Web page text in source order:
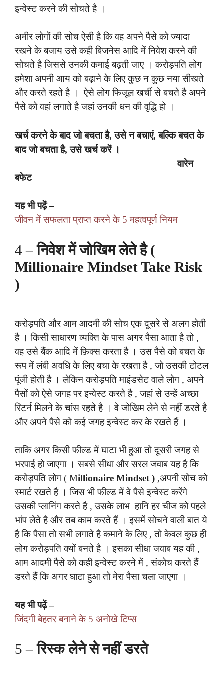
इन्वेस्ट करने की सोचते है ।
अमीर लोगों की सोच ऐसी है कि वह अपने पैसे को ज्यादा
रखने के बजाय उसे कही बिजनेस आदि में निवेश करने की
सोचते है जिससे उनकी कमाई बढ़ती जाए । करोड़पति लोग
हमेशा अपनी आय को बढ़ाने के लिए कुछ न कुछ नया सीखते
और करते रहते है । ऐसे लोग फिजूल खर्ची से बचते है अपने
पैसे को वहां लगाते है जहां उनकी धन की वृद्धि हो ।
खर्च करने के बाद जो बचता है, उसे न बचाएं, बल्कि बचत के
बाद जो बचता है, उसे खर्च करें ।
वारेन
बफेट
यह भी पढ़ें –
जीवन में सफलता प्राप्त करने के 5 महत्वपूर्ण नियम
4 –निवेश में जोखिम लेते है (
Millionaire Mindset Take Risk
)
करोड़पति और आम आदमी की सोच एक दूसरे से अलग होती
है । किसी साधारण व्यक्ति के पास अगर पैसा आता है तो ,
वह उसे बैंक आदि में फ़िक्स करता है । उस पैसे को बचत के
रूप में लंबी अवधि के लिए बचा के रखता है , जो उसकी टोटल
पूंजी होती है । लेकिन करोड़पति माइंडसेट वाले लोग , अपने
पैसों को ऐसे जगह पर इन्वेस्ट करते है , जहां से उन्हें अच्छा
रिटर्न मिलने के चांस रहते है । वे जोखिम लेने से नहीं डरते है
और अपने पैसे को कई जगह इन्वेस्ट कर के रखते हैं ।
ताकि अगर किसी फील्ड में घाटा भी हुआ तो दूसरी जगह से
भरपाई हो जाएगा । सबसे सीधा और सरल जवाब यह है कि
करोड़पति लोग ( Millionaire Mindset ) ,अपनी सोच को
स्मार्ट रखते है । जिस भी फील्ड में वे पैसे इन्वेस्ट करेंगे
उसकी प्लानिंग करते है , उसके लाभ–हानि हर चीज को पहले
भांप लेते है और तब काम करते हैं । इसमें सोचने वाली बात ये
है कि पैसा तो सभी लगाते है कमाने के लिए , तो केवल कुछ ही
लोग करोड़पति क्यों बनते है । इसका सीधा जवाब यह की ,
आम आदमी पैसे को कही इन्वेस्ट करने में , संकोच करते हैं
डरते हैं कि अगर घाटा हुआ तो मेरा पैसा चला जाएगा ।
यह भी पढ़ें –
जिंदगी बेहतर बनाने के 5 अनोखे टिप्स
5 –रिस्क लेने से नहीं डरते